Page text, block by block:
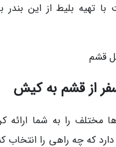
با تهیه بلیط از این
قشم
از قشم به کیش
را به شما ارائه
که چه راهی را انتخاب